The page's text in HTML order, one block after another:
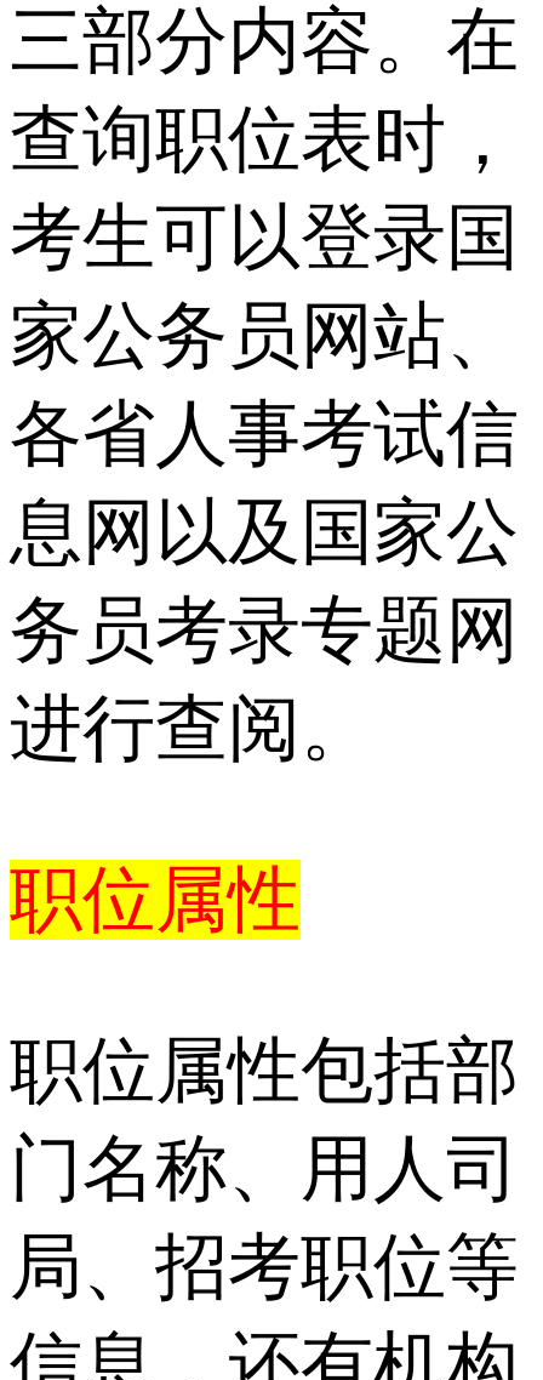
三部分内容。在
查询职位表时，
考生可以登录国
家公务员网站、
各省人事考试信
息网以及国家公
务员考录专题网
进行查阅。
职位属性
职位属性包括部
门名称、用人司
局、招考职位等